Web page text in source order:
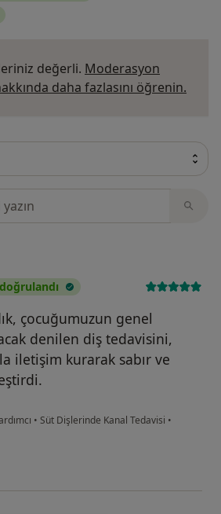
değerli. Moderasyon
daha fazlasını öğrenin.
çocuğumuzun genel
denilen diş tedavisini,
iletişim kurarak sabır ve
• Süt Dişlerinde Kanal Tedavisi •